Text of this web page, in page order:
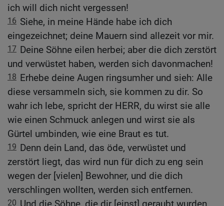
ich will dich nicht vergessen!
16 Siehe, in meine Hände habe ich dich
eingezeichnet; deine Mauern sind allezeit vor mir.
17 Deine Söhne eilen herbei; aber die dich zerstört
und verwüstet haben, werden sich davonmachen!
18 Erhebe deine Augen ringsumher und sieh: Alle
diese versammeln sich, sie kommen zu dir. So
wahr ich lebe, spricht der HERR, du wirst sie alle
wie einen Schmuck anlegen und wirst sie als
Gürtel umbinden, wie eine Braut es tut.
19 Denn dein Land, das öde, verwüstet und
zerstört liegt, das wird nun für dich zu eng sein
wegen der [vielen] Bewohner, und die dich
verschlingen wollten, werden sich entfernen.
20 Und die Söhne, die dir [einst] geraubt wurden,